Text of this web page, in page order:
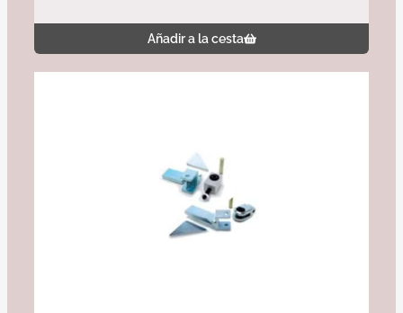
Añadir a la cesta